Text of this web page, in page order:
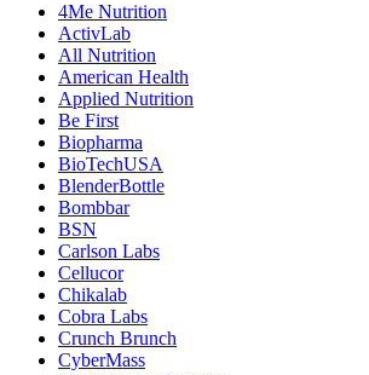
4Me Nutrition
ActivLab
All Nutrition
American Health
Applied Nutrition
Be First
Biopharma
BioTechUSA
BlenderBottle
Bombbar
BSN
Carlson Labs
Cellucor
Chikalab
Cobra Labs
Crunch Brunch
CyberMass